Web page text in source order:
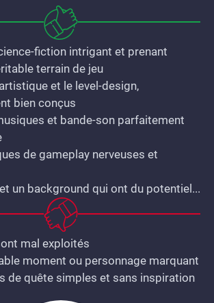
fiction intrigant et prenant
terrain de jeu
et le level-design,
bien conçus
et bande-son parfaitement
de gameplay nerveuses et
un background qui ont du potentiel...
mal exploités
moment ou personnage marquant
de quête simples et sans inspiration